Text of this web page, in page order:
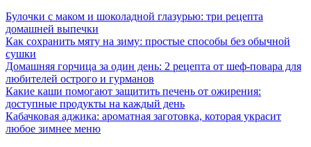
Булочки с маком и шоколадной глазурью: три рецепта
домашней выпечки
Как сохранить мяту на зиму: простые способы без обычной
сушки
Домашняя горчица за один день: 2 рецепта от шеф-повара для
любителей острого и гурманов
Какие каши помогают защитить печень от ожирения:
доступные продукты на каждый день
Кабачковая аджика: ароматная заготовка, которая украсит
любое зимнее меню